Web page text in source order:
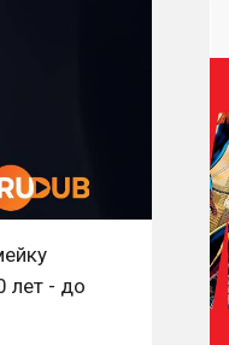
лет - до